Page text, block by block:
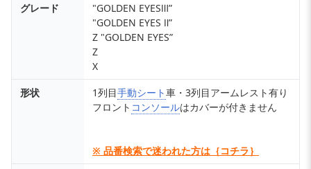
グレード
"GOLDEN EYESⅢ”
"GOLDEN EYES Ⅱ”
Z "GOLDEN EYES”
Z
X
形状
1列目手動シート車・3列目アームレスト有り
フロント コンソールはカバーが付きません
※ 品番検索で迷われた方は｛コチラ｝